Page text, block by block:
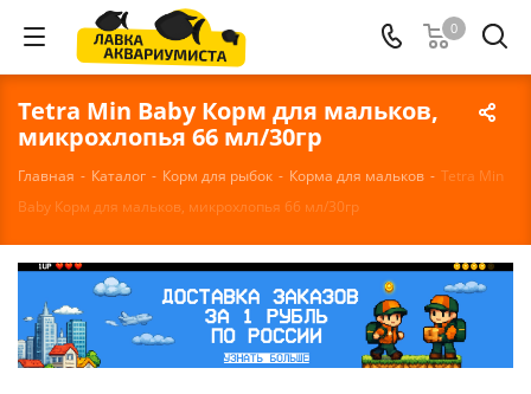
0
Tetra Min Baby Корм для мальков,
микрохлопья 66 мл/30гр
Главная - Каталог - Корм для рыбок - Корма для мальков - Tetra Min
Baby Корм для мальков, микрохлопья 66 мл/30гр